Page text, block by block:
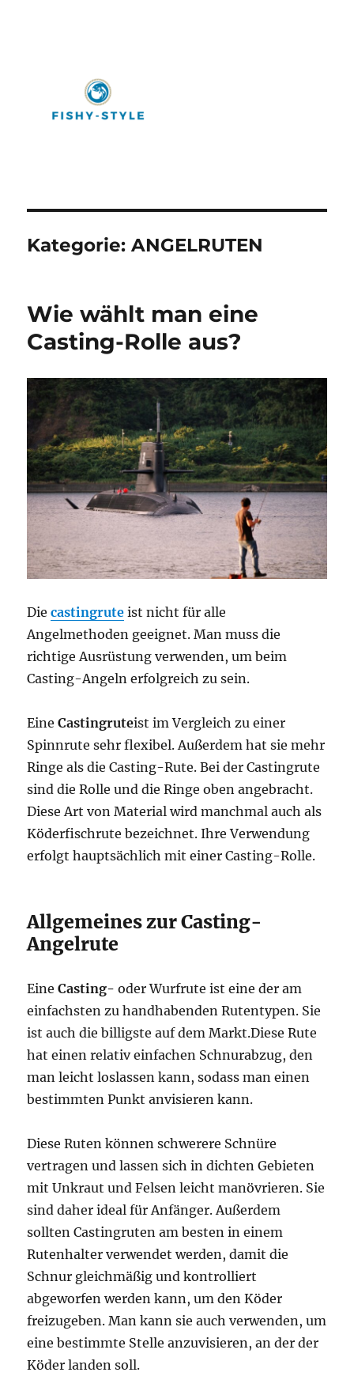
Kategorie:ANGELRUTEN
Wie wählt man eine
Casting-Rolle aus?
Diecastingrute ist nicht für alle
Angelmethoden geeignet. Man muss die
richtige Ausrüstung verwenden, um beim
Casting-Angeln erfolgreich zu sein.
EineCastingruteist im Vergleich zu einer
Spinnrute sehr flexibel. Außerdem hat sie mehr
Ringe als die Casting-Rute. Bei der Castingrute
sind die Rolle und die Ringe oben angebracht.
Diese Art von Material wird manchmal auch als
Köderfischrute bezeichnet. Ihre Verwendung
erfolgt hauptsächlich mit einer Casting-Rolle.
Allgemeines zur Casting-
Angelrute
EineCasting- oder Wurfrute ist eine der am
einfachsten zu handhabenden Rutentypen. Sie
ist auch die billigste auf dem Markt.Diese Rute
hat einen relativ einfachen Schnurabzug, den
man leicht loslassen kann, sodass man einen
bestimmten Punkt anvisieren kann.
Diese Ruten können schwerere Schnüre
vertragen und lassen sich in dichten Gebieten
mit Unkraut und Felsen leicht manövrieren. Sie
sind daher ideal für Anfänger. Außerdem
sollten Castingruten am besten in einem
Rutenhalter verwendet werden, damit die
Schnur gleichmäßig und kontrolliert
abgeworfen werden kann, um den Köder
freizugeben. Man kann sie auch verwenden, um
eine bestimmte Stelle anzuvisieren, an der der
Köder landen soll.